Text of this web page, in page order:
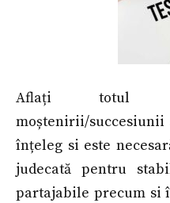
Aflați totul
moștenirii/
înțeleg si este
judecată pentru
partajabile precum si